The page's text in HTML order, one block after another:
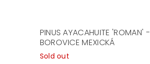
PINUS AYACAHUITE 'ROMAN' -
BOROVICE MEXICKÁ
Sold out